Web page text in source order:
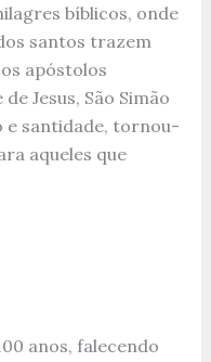
bíblicos, onde
santos trazem
apóstolos
Jesus, São Simão
e santidade, tornou-
aqueles que
anos, falecendo